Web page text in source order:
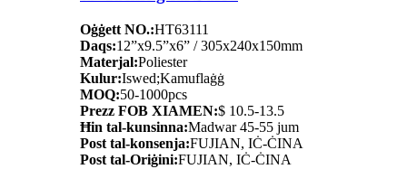
Oġġett NO.:HT63111
Daqs:12”x9.5”x6” / 305x240x150mm
Materjal:Poliester
Kulur:Iswed;Kamuflaġġ
MOQ:50-1000pcs
Prezz FOB XIAMEN:$ 10.5-13.5
Ħin tal-kunsinna:Madwar 45-55 jum
Post tal-konsenja:FUJIAN, IĊ-ĊINA
Post tal-Oriġini:FUJIAN, IĊ-ĊINA